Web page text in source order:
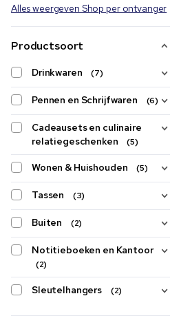
Alles weergeven Shop per ontvanger
Productsoort
Drinkwaren (7)
Pennen en Schrijfwaren (6)
Cadeausets en culinaire
relatiegeschenken
(5)
Wonen & Huishouden (5)
Tassen (3)
Buiten (2)
Notitieboeken en Kantoor
(2)
Sleutelhangers (2)